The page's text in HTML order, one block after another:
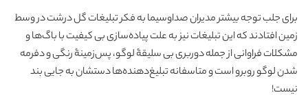
برای جلب توجه بیشتر مدیران صداوسیما به فکر تبلیغات گل درشت در وسط
زمین افتادند که این تبلیغات نیز به علت پیاده‌سازی بی کیفیت با باگ‌ها و
مشکلات فراوانی از جمله دوربری بی سلیقۀ لوگو، پس‌زمینۀ رنگی و دفرمه
شدن لوگو روبرو است و متاسفانه تبلیغ‌دهنده‌ها دستشان به جایی بند
نیست!